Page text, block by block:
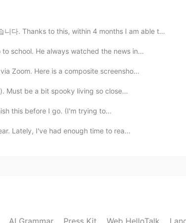
y darle importancia a lo que
tenemos la capacidad para pedir ayuda,
2020.04.13 00:49
to this, within 4 months I am able to navigate beau...
school. He always watched the news in...
Zoom. Here is a composite screensho...
Must be a bit spooky living so close...
this before I go. (I'm trying to...
Lately, I've had enough time to rea...
AI Grammar Press Kit Web HelloTalk